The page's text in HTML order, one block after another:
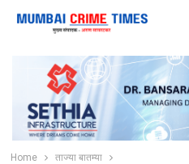
Home ताज्या बातम्या